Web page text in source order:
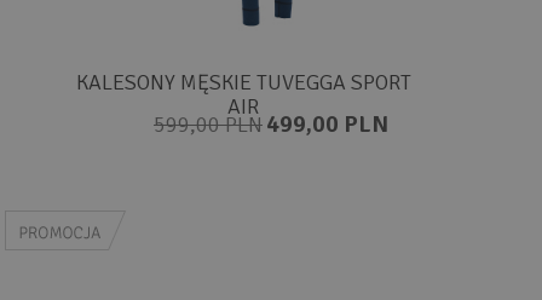
KALESONY MĘSKIE TUVEGGA SPORT
AIR
599,00 PLN499,00 PLN